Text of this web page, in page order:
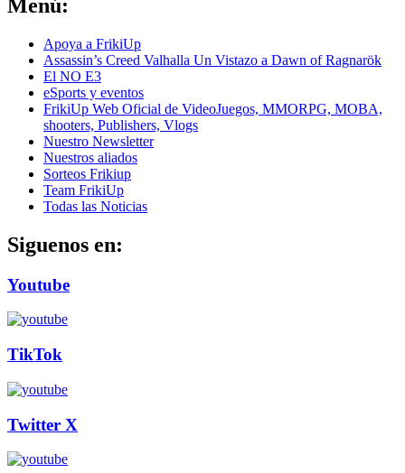
Menú:
Apoya a FrikiUp
Assassin’s Creed Valhalla Un Vistazo a Dawn of Ragnarök
El NO E3
eSports y eventos
FrikiUp Web Oficial de VideoJuegos, MMORPG, MOBA,
shooters, Publishers, Vlogs
Nuestro Newsletter
Nuestros aliados
Sorteos Frikiup
Team FrikiUp
Todas las Noticias
Siguenos en:
Youtube
TikTok
Twitter X